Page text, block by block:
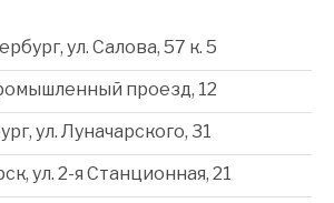
ул. Салова, 57 к. 5
проезд, 12
ул. Луначарского, 31
ул. 2-я Станционная, 21